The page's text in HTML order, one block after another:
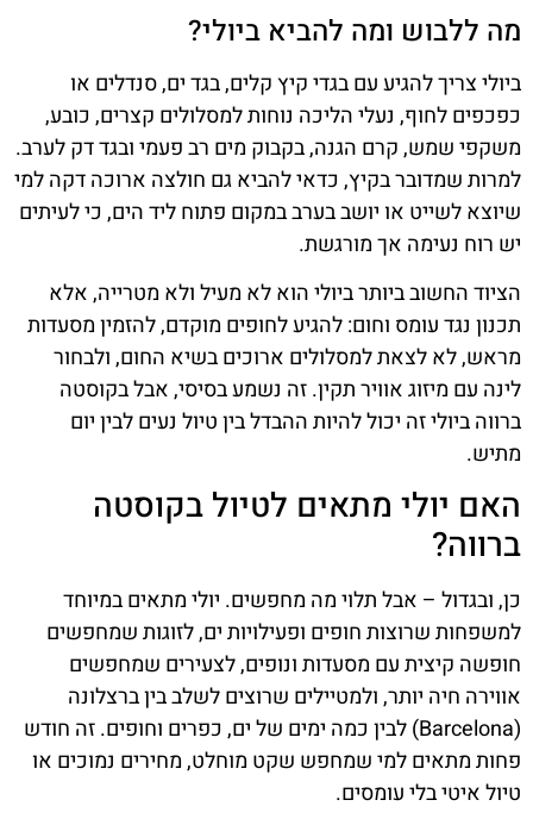
מה ללבוש ומה להביא ביולי?
ביולי צריך להגיע עם בגדי קיץ קלים, בגד ים, סנדלים או
כפכפים לחוף, נעלי הליכה נוחות למסלולים קצרים, כובע,
משקפי שמש, קרם הגנה, בקבוק מים רב פעמי ובגד דק לערב.
למרות שמדובר בקיץ, כדאי להביא גם חולצה ארוכה דקה למי
שיוצא לשייט או יושב בערב במקום פתוח ליד הים, כי לעיתים
יש רוח נעימה אך מורגשת.
הציוד החשוב ביותר ביולי הוא לא מעיל ולא מטרייה, אלא
תכנון נגד עומס וחום: להגיע לחופים מוקדם, להזמין מסעדות
מראש, לא לצאת למסלולים ארוכים בשיא החום, ולבחור
לינה עם מיזוג אוויר תקין. זה נשמע בסיסי, אבל בקוסטה
ברווה ביולי זה יכול להיות ההבדל בין טיול נעים לבין יום
מתיש.
האם יולי מתאים לטיול בקוסטה
ברווה?
כן, ובגדול – אבל תלוי מה מחפשים. יולי מתאים במיוחד
למשפחות שרוצות חופים ופעילויות ים, לזוגות שמחפשים
חופשה קיצית עם מסעדות ונופים, לצעירים שמחפשים
אווירה חיה יותר, ולמטיילים שרוצים לשלב בין ברצלונה
(Barcelona) לבין כמה ימים של ים, כפרים וחופים. זה חודש
פחות מתאים למי שמחפש שקט מוחלט, מחירים נמוכים או
טיול איטי בלי עומסים.